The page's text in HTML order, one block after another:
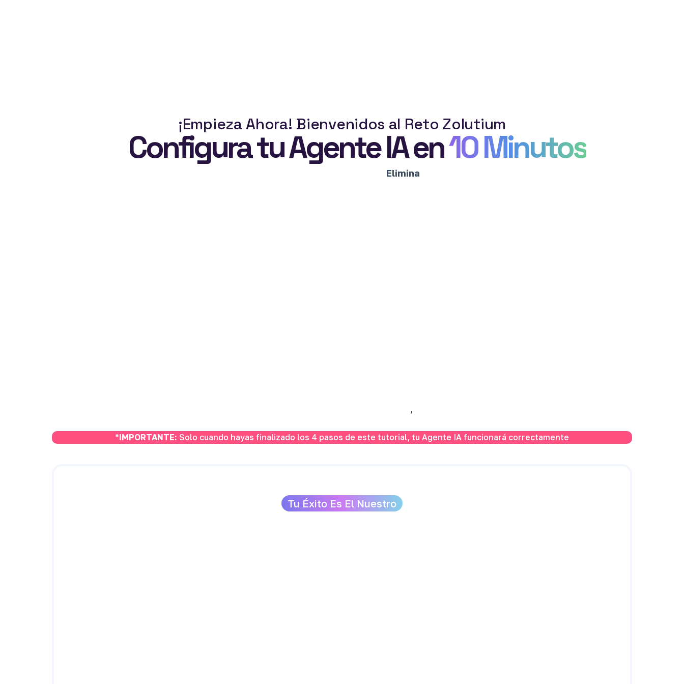
¡Empieza Ahora! Bienvenidos al Reto Zolutium
Configura tu Agente IA en10 Minutos
Elimina
,
*IMPORTANTE: Solo cuando hayas finalizado los 4 pasos de este tutorial, tu Agente IA funcionará correctamente
Tu Éxito Es El Nuestro